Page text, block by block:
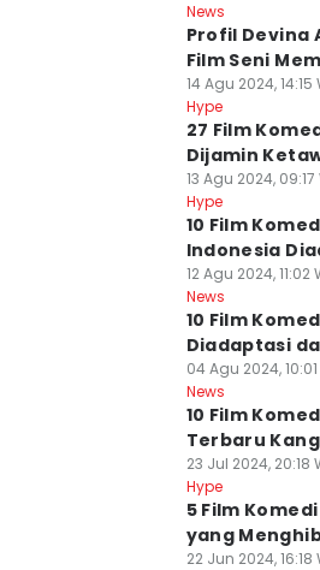
News
Profil Devina
Film Seni
14 Agu 2024, 14:15
Hype
27 Film
Dijamin
13 Agu 2024, 09:17
Hype
10 Film
Indonesia
12 Agu 2024, 11:02
News
10 Film
Diadaptasi
04 Agu 2024, 10:01
News
10 Film
Terbaru
23 Jul 2024, 20:18
Hype
5 Film
yang
22 Jun 2024, 16:18